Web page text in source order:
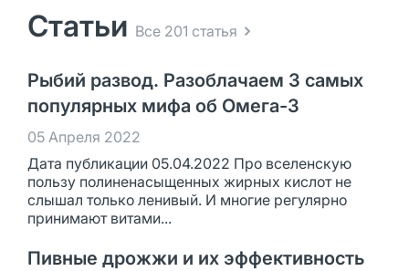
Статьи Все 201 статья
Рыбий развод. Разоблачаем 3 самых
популярных мифа об Омега-3
05 Апреля 2022
Дата публикации 05.04.2022 Про вселенскую
пользу полиненасыщенных жирных кислот не
слышал только ленивый. И многие регулярно
принимают витами...
Пивные дрожжи и их эффективность